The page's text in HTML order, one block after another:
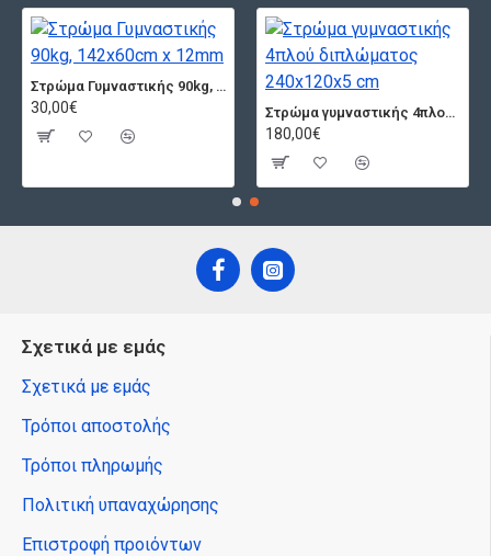
Στρώμα Γυμναστικής 90kg, 142x60cm x 12mm
30,00€ Στρώμα γυμναστικής 4πλού διπλώματος 240x120x5 cm
180,00€
Σχετικά με εμάς
Σχετικά με εμάς
Τρόποι αποστολής
Τρόποι πληρωμής
Πολιτική υπαναχώρησης
Επιστροφή προιόντων